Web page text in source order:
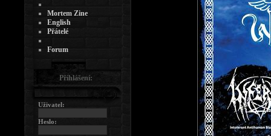
Mortem Zine
English
Přátelé
Forum
Přihlášení:
Uživatel:
Heslo: